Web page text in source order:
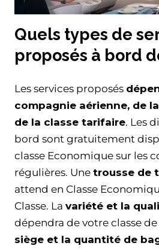
Quels types de
proposés à bord
Les services proposés
compagnie aérienne, de
de la classe tarifaire. Les
bord sont gratuitement
classe Economique sur les
régulières. Une trousse de
attend en Classe
Classe. La variété et la
dépendra de votre classe de
siège et la quantité de